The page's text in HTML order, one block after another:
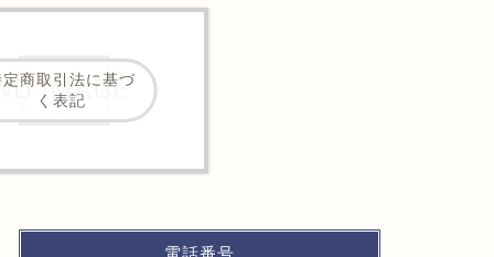
商取引法に基づ
く表記